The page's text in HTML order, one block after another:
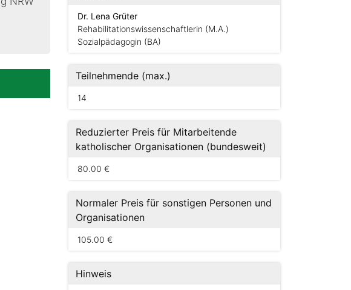
Dr. Lena Grüter
Rehabilitationswissenschaftlerin (M.A.)
Sozialpädagogin (BA)
Teilnehmende (max.)
14
Reduzierter Preis für Mitarbeitende
katholischer Organisationen (bundesweit)
80.00 €
Normaler Preis für sonstigen Personen und
Organisationen
105.00 €
Hinweis